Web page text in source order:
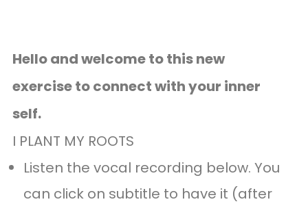
Hello and welcome to this new
exercise to connect with your inner
self.
I PLANT MY ROOTS
Listen the vocal recording below. You
can click on subtitle to have it (after